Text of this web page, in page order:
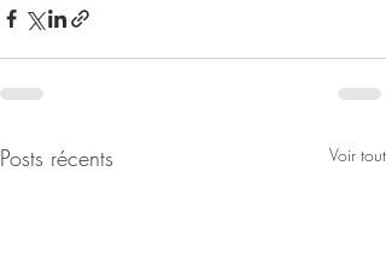
Posts récents Voir tout